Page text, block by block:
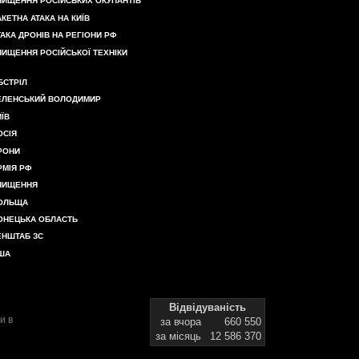
АТАКА НА КИЇВ
ДРОНІВ НА РЕГІОНИ РФ
РОСІЙСЬКОЇ ТЕХНІКИ
ВОЛОДИМИР
РФ
ОБЛАСТЬ
ЗС
в
Відвідуваність
за вчора
660 550
за місяць
12 586 370